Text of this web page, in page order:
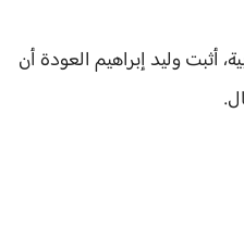
نوعيًا في المنطقة الغربية، أثبت وليد إبراهيم العودة أن